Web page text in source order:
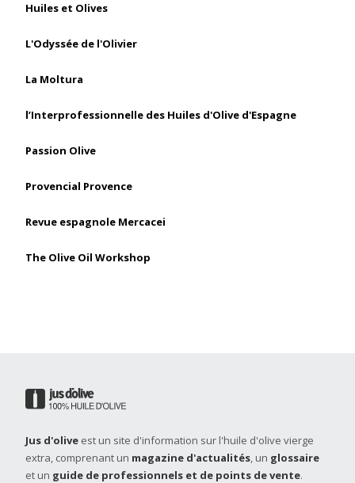
Huiles et Olives
L'Odyssée de l'Olivier
La Moltura
l’Interprofessionnelle des Huiles d'Olive d'Espagne
Passion Olive
Provencial Provence
Revue espagnole Mercacei
The Olive Oil Workshop
Jus d'olive est un site d'information sur l'huile d'olive vierge
extra, comprenant un magazine d'actualités, un glossaire
et un guide de professionnels et de points de vente.